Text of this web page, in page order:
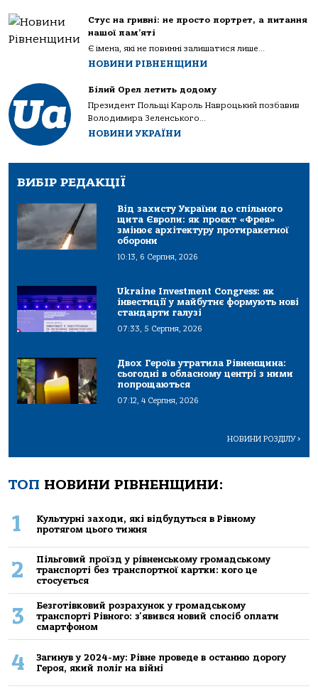
Стус на гривні: не просто портрет, а питання
нашої пам’яті
Є імена, які не повинні залишатися лише...
НОВИНИ РІВНЕНЩИНИ
Білий Орел летить додому
Президент Польщі Кароль Навроцький позбавив
Володимира Зеленського...
НОВИНИ УКРАЇНИ
ВИБІР РЕДАКЦІЇ
Від захисту України до спільного
щита Європи: як проєкт «Фрея»
змінює архітектуру протиракетної
оборони
10:13, 6 Серпня, 2026
Ukraine Investment Congress: як
інвестиції у майбутнє формують нові
стандарти галузі
07:33, 5 Серпня, 2026
Двох Героїв утратила Рівненщина:
сьогодні в обласному центрі з ними
попрощаються
07:12, 4 Серпня, 2026
НОВИНИ РОЗДІЛУ>
ТОП НОВИНИ РІВНЕНЩИНИ:
1
Культурні заходи, які відбудуться в Рівному
протягом цього тижня
2
Пільговий проїзд у рівненському громадському
транспорті без транспортної картки: кого це
стосується
3
Безготівковий розрахунок у громадському
транспорті Рівного: з'явився новий спосіб оплати
смартфоном
4
Загинув у 2024-му: Рівне проведе в останню дорогу
Героя, який поліг на війні